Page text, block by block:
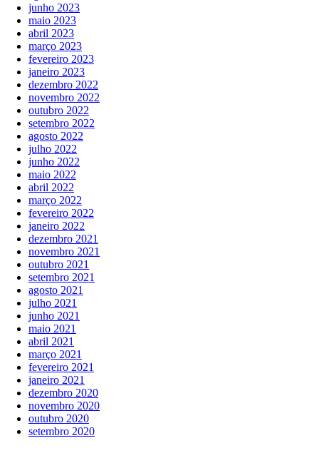
junho 2023
maio 2023
abril 2023
março 2023
fevereiro 2023
janeiro 2023
dezembro 2022
novembro 2022
outubro 2022
setembro 2022
agosto 2022
julho 2022
junho 2022
maio 2022
abril 2022
março 2022
fevereiro 2022
janeiro 2022
dezembro 2021
novembro 2021
outubro 2021
setembro 2021
agosto 2021
julho 2021
junho 2021
maio 2021
abril 2021
março 2021
fevereiro 2021
janeiro 2021
dezembro 2020
novembro 2020
outubro 2020
setembro 2020